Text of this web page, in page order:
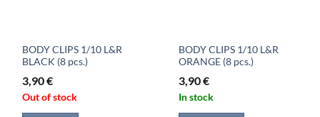
BODY CLIPS 1/10 L&R
BLACK (8 pcs.)
3,90€
Out of stock
BODY CLIPS 1/10 L&R
ORANGE (8 pcs.)
3,90€
In stock